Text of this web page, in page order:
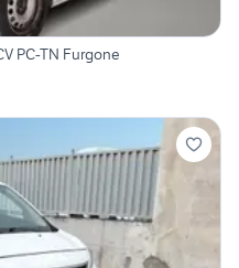
PC-TN Furgone